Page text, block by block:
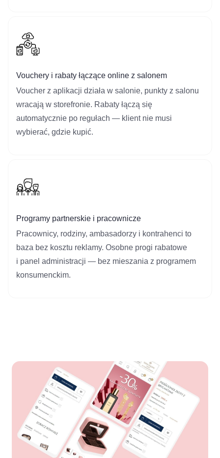
Vouchery i rabaty łączące online z salonem
Voucher z aplikacji działa w salonie, punkty z salonu
wracają w storefronie. Rabaty łączą się
automatycznie po regułach — klient nie musi
wybierać, gdzie kupić.
Programy partnerskie i pracownicze
Pracownicy, rodziny, ambasadorzy i kontrahenci to
baza bez kosztu reklamy. Osobne progi rabatowe
i panel administracji — bez mieszania z programem
konsumenckim.